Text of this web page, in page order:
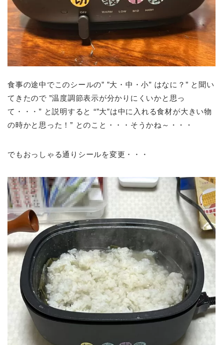
食事の途中でこのシールの” ”大・中・小” はなに？” と聞い
てきたので ”温度調節表示が分かりにくいかと思っ
て・・・” と説明すると “”大”は中に入れる食材が大きい物
の時かと思った！” とのこと・・・そうかね～・・・
でもおっしゃる通りシールを変更・・・